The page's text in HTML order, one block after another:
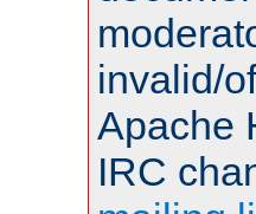
invalid/
Apache
IRC